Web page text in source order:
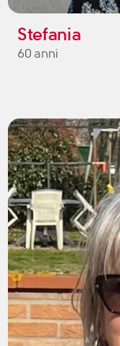
Stefania
60 anni